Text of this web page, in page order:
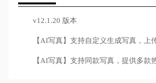
v12.1.20 版本
【AI写真】支持自定义生成写真，上传
【AI写真】支持同款写真，提供多款